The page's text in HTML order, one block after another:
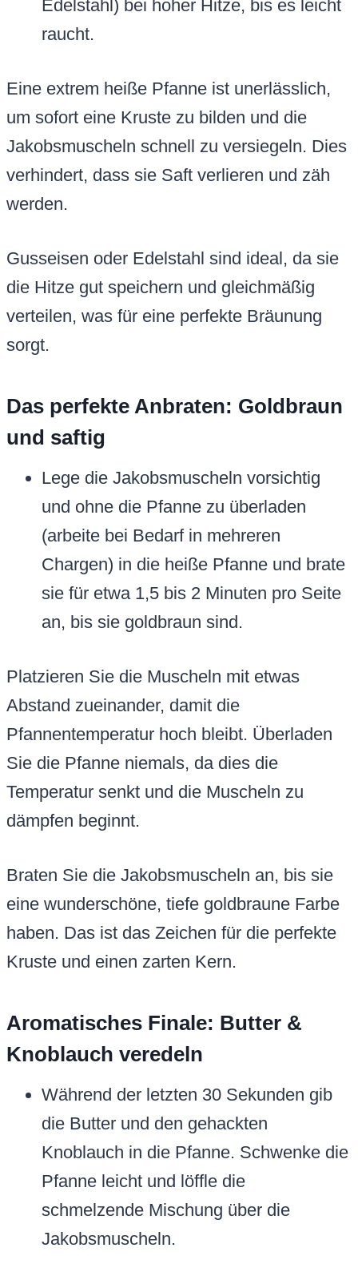
Edelstahl) bei hoher Hitze, bis es leicht
raucht.
Eine extrem heiße Pfanne ist unerlässlich,
um sofort eine Kruste zu bilden und die
Jakobsmuscheln schnell zu versiegeln. Dies
verhindert, dass sie Saft verlieren und zäh
werden.
Gusseisen oder Edelstahl sind ideal, da sie
die Hitze gut speichern und gleichmäßig
verteilen, was für eine perfekte Bräunung
sorgt.
Das perfekte Anbraten: Goldbraun
und saftig
Lege die Jakobsmuscheln vorsichtig
und ohne die Pfanne zu überladen
(arbeite bei Bedarf in mehreren
Chargen) in die heiße Pfanne und brate
sie für etwa 1,5 bis 2 Minuten pro Seite
an, bis sie goldbraun sind.
Platzieren Sie die Muscheln mit etwas
Abstand zueinander, damit die
Pfannentemperatur hoch bleibt. Überladen
Sie die Pfanne niemals, da dies die
Temperatur senkt und die Muscheln zu
dämpfen beginnt.
Braten Sie die Jakobsmuscheln an, bis sie
eine wunderschöne, tiefe goldbraune Farbe
haben. Das ist das Zeichen für die perfekte
Kruste und einen zarten Kern.
Aromatisches Finale: Butter &
Knoblauch veredeln
Während der letzten 30 Sekunden gib
die Butter und den gehackten
Knoblauch in die Pfanne. Schwenke die
Pfanne leicht und löffle die
schmelzende Mischung über die
Jakobsmuscheln.